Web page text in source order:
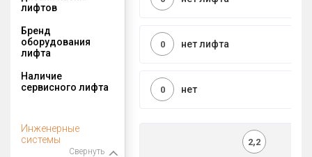
лифтов
Бренд
оборудования
лифта
нет лифта
0
Наличие
сервисного лифта
нет
0
Инженерные
системы
Свернуть
2,2